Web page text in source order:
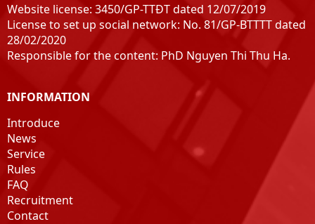
Website license: 3450/GP-TTĐT dated 12/07/2019
License to set up social network: No. 81/GP-BTTTT dated
28/02/2020
Responsible for the content: PhD Nguyen Thi Thu Ha.
INFORMATION
Introduce
News
Service
Rules
FAQ
Recruitment
Contact